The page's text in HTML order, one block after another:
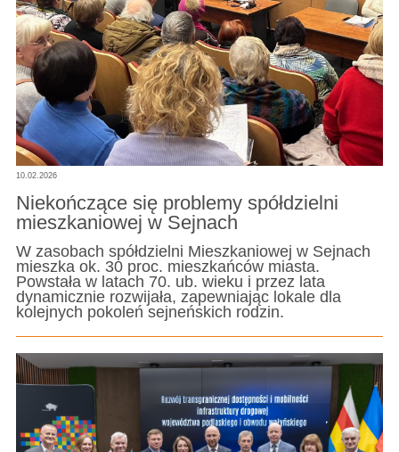
10.02.2026
Niekończące się problemy spółdzielni
mieszkaniowej w Sejnach
W zasobach spółdzielni Mieszkaniowej w Sejnach
mieszka ok. 30 proc. mieszkańców miasta.
Powstała w latach 70. ub. wieku i przez lata
dynamicznie rozwijała, zapewniając lokale dla
kolejnych pokoleń sejneńskich rodzin.